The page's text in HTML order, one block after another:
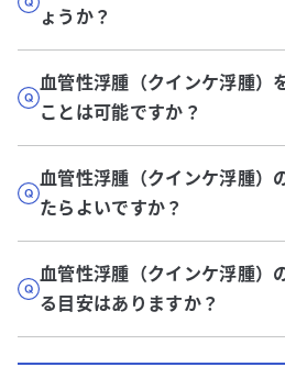
ょうか？
血管性浮腫（クインケ浮腫）
ことは可能ですか？
血管性浮腫（クインケ浮腫）
たらよいですか？
血管性浮腫（クインケ浮腫）
る目安はありますか？